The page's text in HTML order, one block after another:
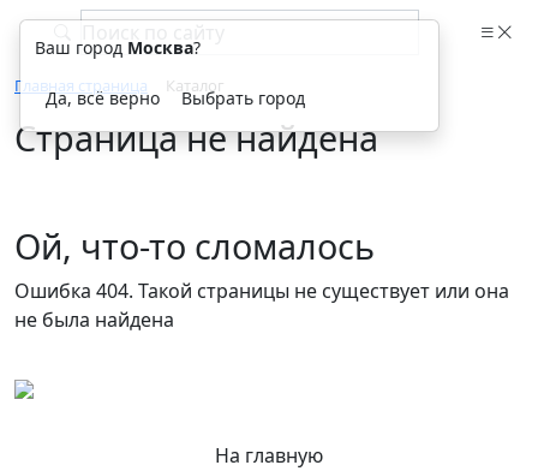
Главная страница Каталог
Страница не найдена
Ой, что-то сломалось
Ошибка 404. Такой страницы не существует или она
не была найдена
На главную
Ваш город Москва?
Да, всё верно Выбрать город